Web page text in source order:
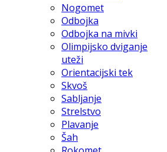
Nogomet
Odbojka
Odbojka na mivki
Olimpijsko dviganje
uteži
Orientacijski tek
Skvoš
Sabljanje
Strelstvo
Plavanje
Šah